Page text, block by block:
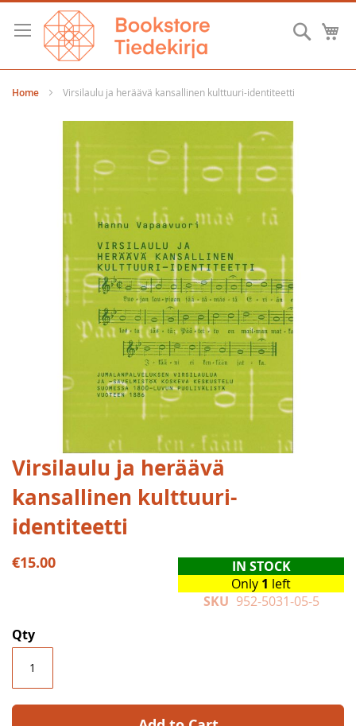
Skip
Content
Home Virsilaulu ja heräävä kansallinen kulttuuri-identiteetti
Skip
to
the
of
images
Virsilaulu ja heräävä
kansallinen kulttuuri-
identiteetti
€15.00
IN STOCK
Only 1 left
SKU 952-5031-05-5
Qty